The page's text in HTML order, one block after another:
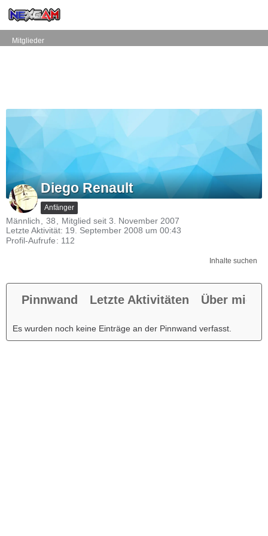
Mitglieder
Diego Renault
Anfänger
Männlich 38
Mitglied seit 3. November 2007
Letzte Aktivität: 19. September 2008 um 00:43
Profil-Aufrufe
112
Inhalte suchen
Pinnwand Letzte Aktivitäten Über mich
Es wurden noch keine Einträge an der Pinnwand verfasst.